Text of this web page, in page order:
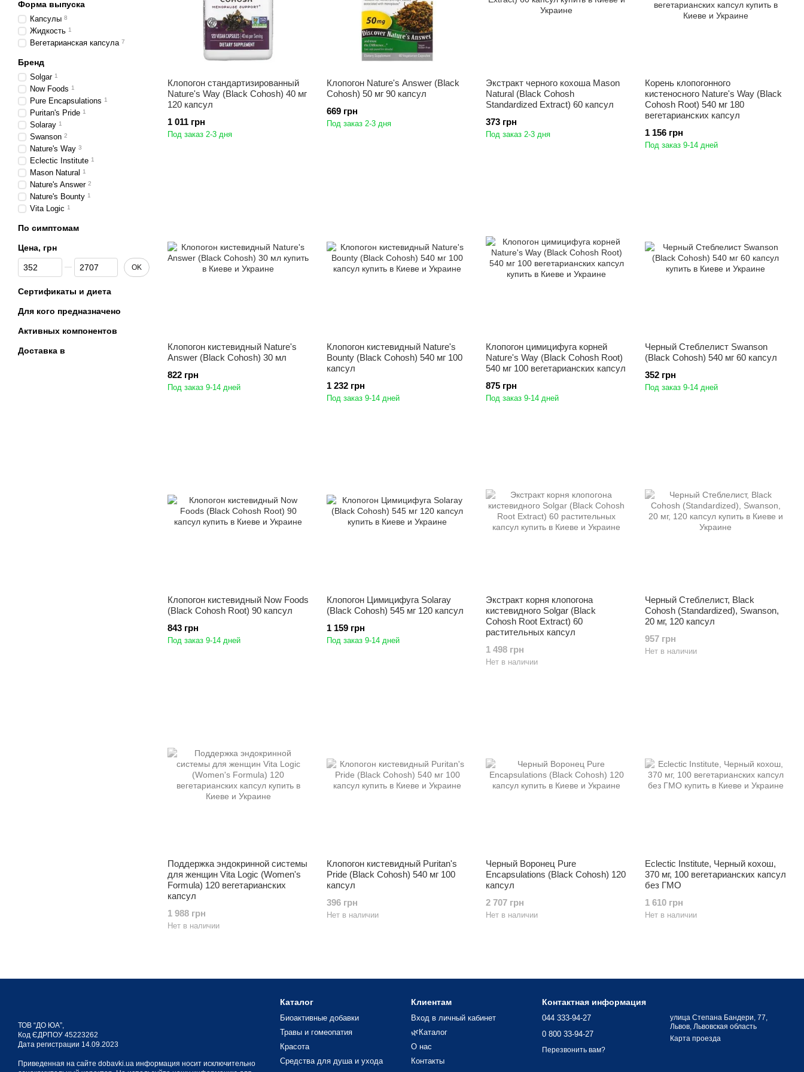
Клопогон стандартизированный
Nature's Way (Black Cohosh) 40 мг
120 капсул
1 011 грн
Под заказ 2-3 дня
Клопогон Nature's Answer (Black
Cohosh) 50 мг 90 капсул
669 грн
Под заказ 2-3 дня
Экстракт черного кохоша Mason
Natural (Black Cohosh
Standardized Extract) 60 капсул
373 грн
Под заказ 2-3 дня
Корень клопогонного
кистеносного Nature's Way (Black
Cohosh Root) 540 мг 180
вегетарианских капсул
1 156 грн
Под заказ 9-14 дней
Клопогон кистевидный Nature's
Answer (Black Cohosh) 30 мл
822 грн
Под заказ 9-14 дней
Клопогон кистевидный Nature's
Bounty (Black Cohosh) 540 мг 100
капсул
1 232 грн
Под заказ 9-14 дней
Клопогон цимицифуга корней
Nature's Way (Black Cohosh Root)
540 мг 100 вегетарианских капсул
875 грн
Под заказ 9-14 дней
Черный Стеблелист Swanson
(Black Cohosh) 540 мг 60 капсул
352 грн
Под заказ 9-14 дней
Клопогон кистевидный Now Foods
(Black Cohosh Root) 90 капсул
843 грн
Под заказ 9-14 дней
Клопогон Цимицифуга Solaray
(Black Cohosh) 545 мг 120 капсул
1 159 грн
Под заказ 9-14 дней
Экстракт корня клопогона
кистевидного Solgar (Black
Cohosh Root Extract) 60
растительных капсул
1 498 грн
Нет в наличии
Черный Стеблелист, Black
Cohosh (Standardized), Swanson,
20 мг, 120 капсул
957 грн
Нет в наличии
Поддержка эндокринной системы
для женщин Vita Logic (Women's
Formula) 120 вегетарианских
капсул
1 988 грн
Нет в наличии
Клопогон кистевидный Puritan's
Pride (Black Cohosh) 540 мг 100
капсул
396 грн
Нет в наличии
Черный Воронец Pure
Encapsulations (Black Cohosh) 120
капсул
2 707 грн
Нет в наличии
Eclectic Institute, Черный кохош,
370 мг, 100 вегетарианских капсул
без ГМО
1 610 грн
Нет в наличии
Форма выпуска
Капсулы 8
Жидкость 1
Вегетарианская капсула 7
Бренд
Solgar 1
Now Foods 1
Pure Encapsulations 1
Puritan's Pride 1
Solaray 1
Swanson 2
Nature's Way 3
Eclectic Institute 1
Mason Natural 1
Nature's Answer 2
Nature's Bounty 1
Vita Logic 1
По симптомам
Цена, грн
От Цена, грн
До Цена, грн OK
Сертификаты и диета
Для кого предназначено
Активных компонентов
Доставка в
ТОВ “ДО ЮА”,
Код ЄДРПОУ 45223262
Дата регистрации 14.09.2023
Приведенная на сайте dobavki.ua информация носит исключительно
Каталог
Биоактивные добавки
Травы и гомеопатия
Красота
Средства для душа и ухода
Клиентам
Вход в личный кабинет
🌿Каталог
О нас
Контакты
Контактная информация
044 333-94-27
0 800 33-94-27
Перезвонить вам?
улица Степана Бандери, 77,
Львов, Львовская область
Карта проезда